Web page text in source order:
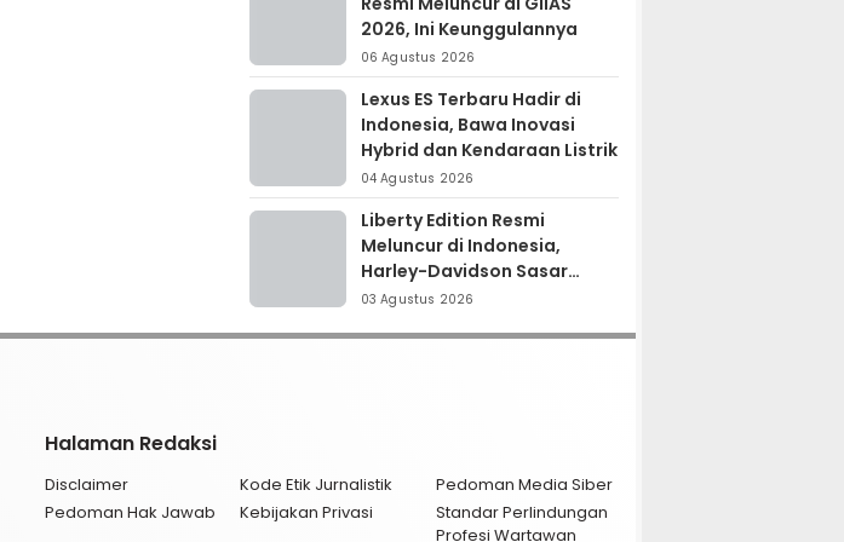
2026, Ini Keunggulannya
06 Agustus 2026
Lexus ES Terbaru Hadir di
Indonesia, Bawa Inovasi
Hybrid dan Kendaraan Listrik
04 Agustus 2026
Liberty Edition Resmi
Meluncur di Indonesia,
Harley-Davidson Sasar
Kolektor Motor Premium
03 Agustus 2026
Halaman Redaksi
Disclaimer Kode Etik Jurnalistik
Pedoman Media Siber
Pedoman Hak Jawab
Kebijakan Privasi
Standar Perlindungan
Profesi Wartawan